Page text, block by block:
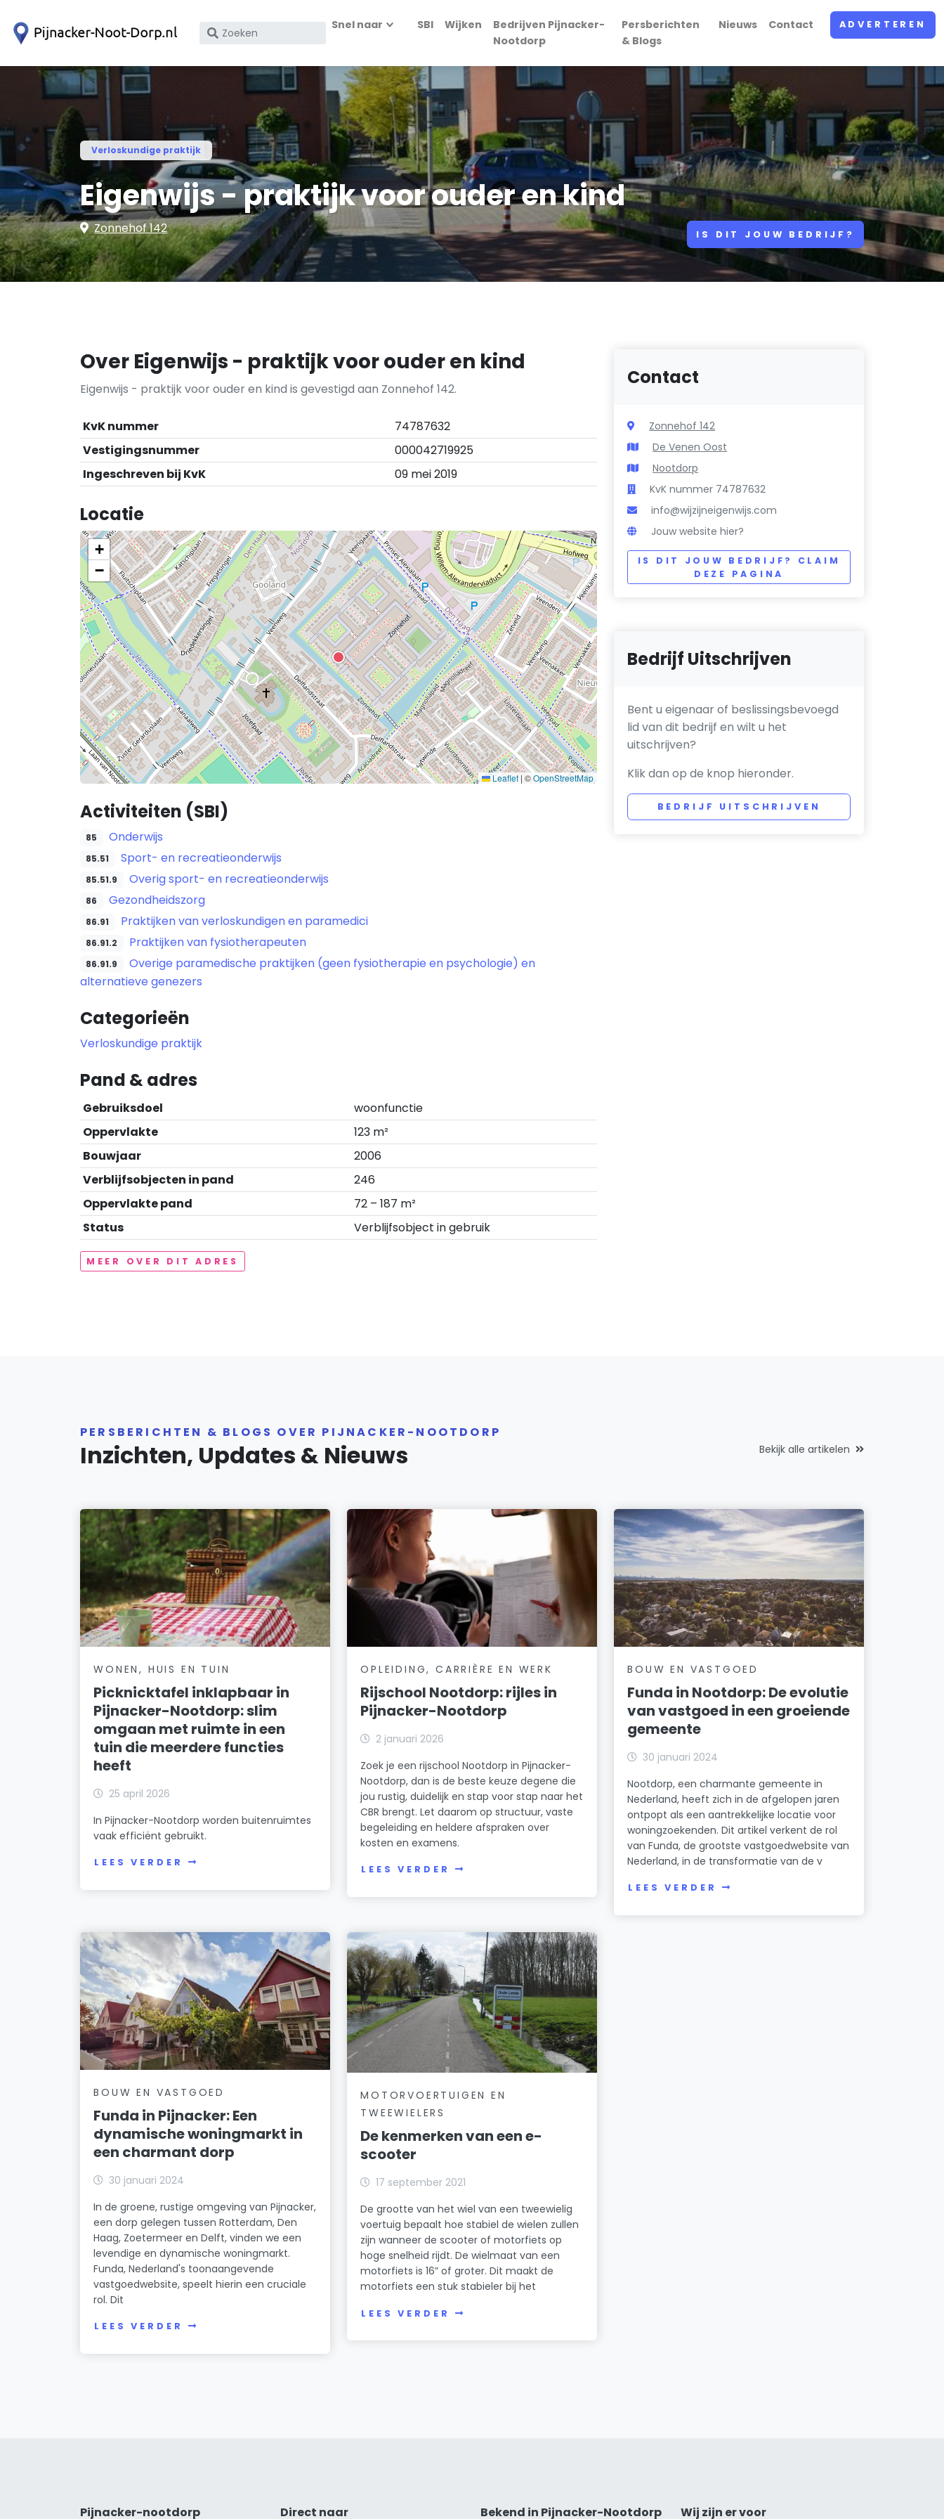
Zoek
bedrijfsnaam
nummer
Snel naar SBI Wijken
Bedrijven Pijnacker-
Nootdorp
Persberichten
& Blogs
Nieuws Contact ADVERTEREN
Verloskundige praktijk
Eigenwijs - praktijk voor ouder en kind
Zonnehof 142 IS DIT JOUW BEDRIJF?
Over Eigenwijs - praktijk voor ouder en kind
Eigenwijs - praktijk voor ouder en kind is gevestigd aan Zonnehof 142.
KvK nummer
74787632
Vestigingsnummer
000042719925
Ingeschreven bij KvK
09 mei 2019
Locatie
+
−
Leaflet | ©OpenStreetMap
Activiteiten (SBI)
85 Onderwijs
85.51 Sport- en recreatieonderwijs
85.51.9 Overig sport- en recreatieonderwijs
86 Gezondheidszorg
86.91 Praktijken van verloskundigen en paramedici
86.91.2 Praktijken van fysiotherapeuten
86.91.9
Overige paramedische praktijken (geen fysiotherapie en psychologie) en
alternatieve genezers
Categorieën
Verloskundige praktijk
Pand & adres
Gebruiksdoel
woonfunctie
Oppervlakte
123 m²
Bouwjaar
2006
Verblijfsobjecten in pand
246
Oppervlakte pand
72 – 187 m²
Status
Verblijfsobject in gebruik
MEER OVER DIT ADRES
Contact
Zonnehof 142
De Venen Oost
Nootdorp
KvK nummer 74787632
info@wijzijneigenwijs.com
Jouw website hier?
IS DIT JOUW BEDRIJF? CLAIM
DEZE PAGINA
Bedrijf Uitschrijven
Bent u eigenaar of beslissingsbevoegd
lid van dit bedrijf en wilt u het
uitschrijven?
Klik dan op de knop hieronder.
BEDRIJF UITSCHRIJVEN
PERSBERICHTEN & BLOGS OVER PIJNACKER-NOOTDORP
Inzichten, Updates & Nieuws Bekijk alle artikelen
WONEN, HUIS EN TUIN
Picknicktafel inklapbaar in
Pijnacker-Nootdorp: slim
omgaan met ruimte in een
tuin die meerdere functies
heeft
25 april 2026
In Pijnacker-Nootdorp worden buitenruimtes
vaak efficiënt gebruikt.
LEES VERDER
OPLEIDING, CARRIÈRE EN WERK
Rijschool Nootdorp: rijles in
Pijnacker-Nootdorp
2 januari 2026
Zoek je een rijschool Nootdorp in Pijnacker-
Nootdorp, dan is de beste keuze degene die
jou rustig, duidelijk en stap voor stap naar het
CBR brengt. Let daarom op structuur, vaste
begeleiding en heldere afspraken over
kosten en examens.
LEES VERDER
BOUW EN VASTGOED
Funda in Nootdorp: De evolutie
van vastgoed in een groeiende
gemeente
30 januari 2024
Nootdorp, een charmante gemeente in
Nederland, heeft zich in de afgelopen jaren
ontpopt als een aantrekkelijke locatie voor
woningzoekenden. Dit artikel verkent de rol
van Funda, de grootste vastgoedwebsite van
Nederland, in de transformatie van de v
LEES VERDER
BOUW EN VASTGOED
Funda in Pijnacker: Een
dynamische woningmarkt in
een charmant dorp
30 januari 2024
In de groene, rustige omgeving van Pijnacker,
een dorp gelegen tussen Rotterdam, Den
Haag, Zoetermeer en Delft, vinden we een
levendige en dynamische woningmarkt.
Funda, Nederland's toonaangevende
vastgoedwebsite, speelt hierin een cruciale
rol. Dit
LEES VERDER
MOTORVOERTUIGEN EN
TWEEWIELERS
De kenmerken van een e-
scooter
17 september 2021
De grootte van het wiel van een tweewielig
voertuig bepaalt hoe stabiel de wielen zullen
zijn wanneer de scooter of motorfiets op
hoge snelheid rijdt. De wielmaat van een
motorfiets is 16” of groter. Dit maakt de
motorfiets een stuk stabieler bij het
LEES VERDER
Pijnacker-nootdorp Direct naar Bekend in Pijnacker-Nootdorp Wij zijn er voor